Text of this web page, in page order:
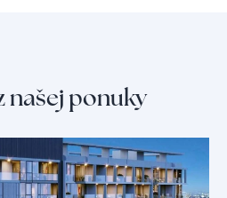
našej ponuky